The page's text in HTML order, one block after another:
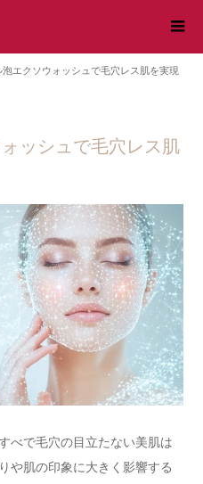
泡エクソウォッシュで毛穴レス肌を実現
ッシュで毛穴レス肌
べで毛穴の目立たない美肌は
や肌の印象に大きく影響する